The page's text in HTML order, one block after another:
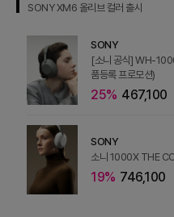
SONY XM6 올리브 컬러 출시
SONY
[소니 공식] WH-
품등록 프로모션)
25% 467,100
SONY
소니 1000X THE
19% 746,100